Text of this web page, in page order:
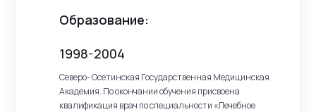
Образование:
1998-2004
Северо- Осетинская Государственная Медицинская
Академия. По окончании обучения присвоена
квалификация врач по специальности «Лечебное